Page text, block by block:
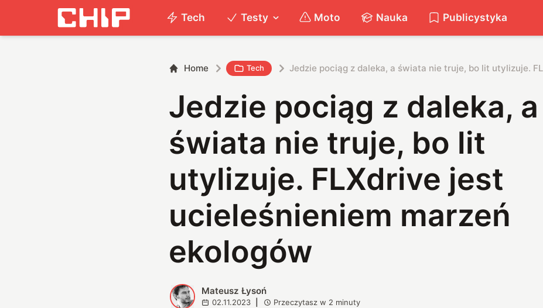
Tech Testy Moto Nauka Publicystyka
Home Tech Jedzie pociąg z daleka, a świata nie truje, bo lit utylizuje.
Jedzie pociąg z daleka, a
świata nie truje, bo lit
utylizuje. FLXdrive jest
ucieleśnieniem marzeń
ekologów
M Mateusz Łysoń
02.11.2023 Przeczytasz w 2 minuty